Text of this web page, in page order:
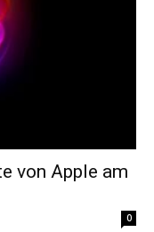
von Apple am
0